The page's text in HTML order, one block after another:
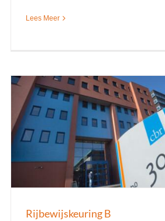
Lees Meer
Rijbewijskeuring B
Taxipas keuring
Keuringen Nieuws